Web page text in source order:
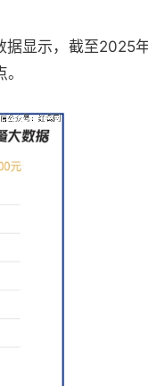
据显示，截至2025